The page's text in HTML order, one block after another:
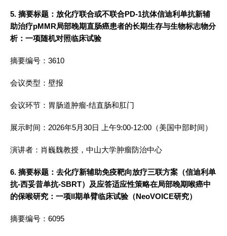
5. 摘要标题：放化疗联合或不联合PD-1抗体信迪利单抗新辅
助治疗pMMR局部晚期直肠癌患者的长期生存与生物标志物分
析：一项随机对照临床试验
摘要编号：3610
会议类型：壁报
会议环节：胃肠道肿瘤-结直肠和肛门
展示时间：2026年5月30日 上午9:00-12:00（美国中部时间）
演讲者：肖巍魏教授，中山大学肿瘤防治中心
6. 摘要标题：去化疗新辅助免疫靶向放疗三联方案（信迪利单
抗-西妥昔单抗-SBRT）及应答适应性策略在局部晚期喉癌中
的保喉研究：一项II期单臂临床试验（NeoVOICE研究）
摘要编号：6095